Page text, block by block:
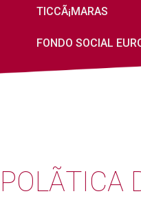
TICCÃ¡MARAS
FONDO SOCIAL
POLÃTICA